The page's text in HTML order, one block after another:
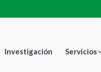
Investigación Servicios